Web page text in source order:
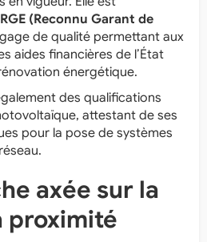
RGE (Reconnu Garant de
de qualité permettant aux
aides financières de l’État
énergétique.
des qualifications
attestant de ses
pour la pose de systèmes
axée sur la
proximité